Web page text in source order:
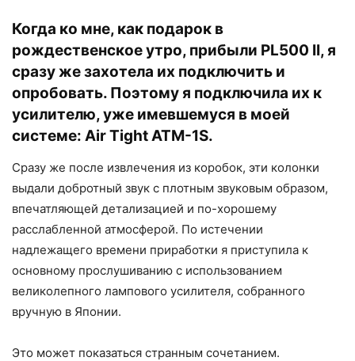
Когда ко мне, как подарок в
рождественское утро, прибыли PL500 II, я
сразу же захотела их подключить и
опробовать. Поэтому я подключила их к
усилителю, уже имевшемуся в моей
системе: Air Tight ATM-1S.
Сразу же после извлечения из коробок, эти колонки
выдали добротный звук с плотным звуковым образом,
впечатляющей детализацией и по-хорошему
расслабленной атмосферой. По истечении
надлежащего времени приработки я приступила к
основному прослушиванию с использованием
великолепного лампового усилителя, собранного
вручную в Японии.
Это может показаться странным сочетанием.